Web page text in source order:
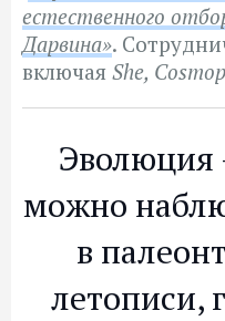
естественного
Дарвина».
включая She,
Эволюция
можно
в
летописи,